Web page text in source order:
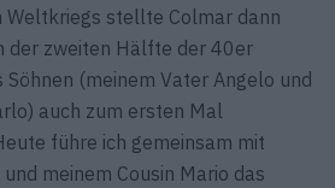
Weltkriegs stellte Colmar dann
der zweiten Hälfte der 40er
(meinem Vater Angelo und
auch zum ersten Mal
führe ich gemeinsam mit
meinem Cousin Mario das